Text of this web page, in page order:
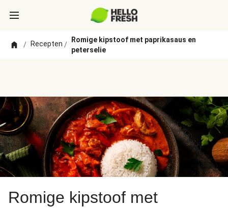
/ Recepten /
Romige kipstoof met paprikasaus en
peterselie
Romige kipstoof met